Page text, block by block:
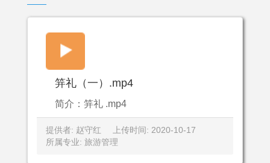
笄礼（一）.mp4
简介：笄礼 .mp4
提供者: 赵守红
上传时间: 2020-10-17
所属专业: 旅游管理